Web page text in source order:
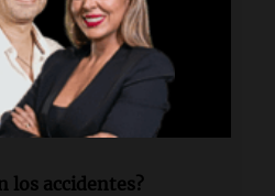
autopista M1 dejaron
heridos.
los accidentes?